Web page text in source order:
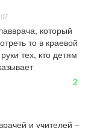
который
то в краевой
тех, кто детям
2
и учителей –